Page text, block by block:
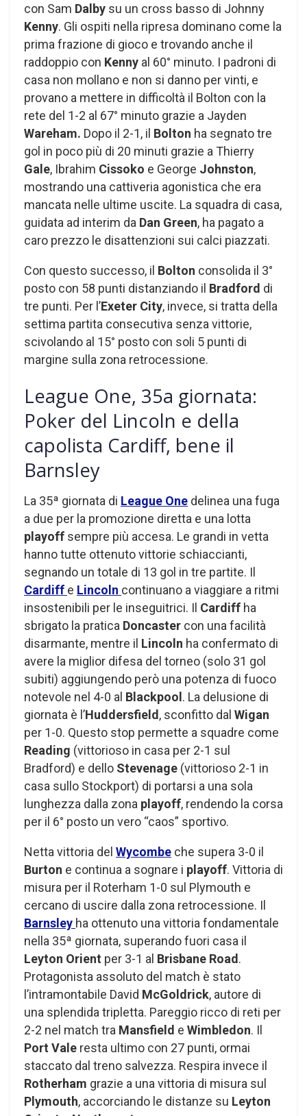
con Sam Dalby su un cross basso di Johnny
Kenny. Gli ospiti nella ripresa dominano come la
prima frazione di gioco e trovando anche il
raddoppio con Kenny al 60° minuto. I padroni di
casa non mollano e non si danno per vinti, e
provano a mettere in difficoltà il Bolton con la
rete del 1-2 al 67° minuto grazie a Jayden
Wareham. Dopo il 2-1, il Bolton ha segnato tre
gol in poco più di 20 minuti grazie a Thierry
Gale, Ibrahim Cissoko e George Johnston,
mostrando una cattiveria agonistica che era
mancata nelle ultime uscite. La squadra di casa,
guidata ad interim da Dan Green, ha pagato a
caro prezzo le disattenzioni sui calci piazzati.
Con questo successo, il Bolton consolida il 3°
posto con 58 punti distanziando il Bradford di
tre punti. Per l’Exeter City, invece, si tratta della
settima partita consecutiva senza vittorie,
scivolando al 15° posto con soli 5 punti di
margine sulla zona retrocessione.
League One, 35a giornata:
Poker del Lincoln e della
capolista Cardiff, bene il
Barnsley
La 35ª giornata di League One delinea una fuga
a due per la promozione diretta e una lotta
playoff sempre più accesa. Le grandi in vetta
hanno tutte ottenuto vittorie schiaccianti,
segnando un totale di 13 gol in tre partite. Il
Cardiff e Lincoln continuano a viaggiare a ritmi
insostenibili per le inseguitrici. Il Cardiff ha
sbrigato la pratica Doncaster con una facilità
disarmante, mentre il Lincoln ha confermato di
avere la miglior difesa del torneo (solo 31 gol
subiti) aggiungendo però una potenza di fuoco
notevole nel 4-0 al Blackpool . La delusione di
giornata è l’Huddersfield , sconfitto dal Wigan
per 1-0. Questo stop permette a squadre come
Reading (vittorioso in casa per 2-1 sul
Bradford) e dello Stevenage (vittorioso 2-1 in
casa sullo Stockport) di portarsi a una sola
lunghezza dalla zona playoff, rendendo la corsa
per il 6° posto un vero “caos” sportivo.
Netta vittoria del Wycombe che supera 3-0 il
Burton e continua a sognare i playoff. Vittoria di
misura per il Roterham 1-0 sul Plymouth e
cercano di uscire dalla zona retrocessione. Il
Barnsley ha ottenuto una vittoria fondamentale
nella 35ª giornata, superando fuori casa il
Leyton Orient per 3-1 al Brisbane Road .
Protagonista assoluto del match è stato
l’intramontabile David McGoldrick, autore di
una splendida tripletta. Pareggio ricco di reti per
2-2 nel match tra Mansfield e Wimbledon. Il
Port Vale resta ultimo con 27 punti, ormai
staccato dal treno salvezza. Respira invece il
Rotherham grazie a una vittoria di misura sul
Plymouth, accorciando le distanze su Leyton